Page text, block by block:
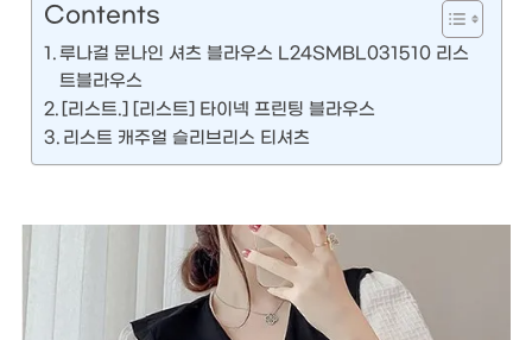
Contents
루나걸 문나인 셔츠 블라우스 L24SMBL031510 리스
트블라우스
[리스트.] [리스트] 타이넥 프린팅 블라우스
리스트 캐주얼 슬리브리스 티셔츠